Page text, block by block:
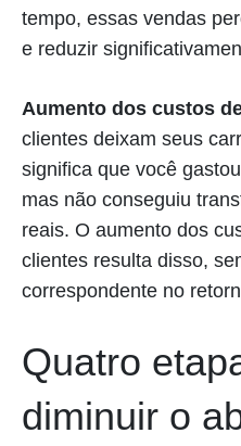
tempo, essas vendas
e reduzir
Aumento dos custos
clientes deixam seus
significa que você
mas não conseguiu
reais. O aumento dos
clientes resulta disso,
correspondente no
Quatro
diminuir o